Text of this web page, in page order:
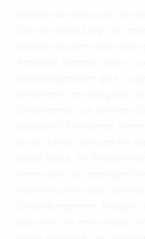
Nehmen wir einmal an, ein
Besitzer hat den einen
Amerikas benannt, weil er
Erkundungsreisen geht.
schüchtern und ruhig und
Sie benimmt sich wie eine
plausibel?! Ein kleiner
an der Leine zerrt und ein
sitzen bleibt. Ihr Besitzer
seien nach der jeweiligen
Wahrheit gehen aber alle
Entdeckungsreise. Neugier
und wenn ich einen Hund